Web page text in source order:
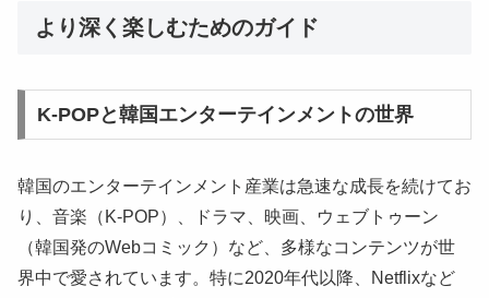
より深く楽しむためのガイド
K-POPと韓国エンターテインメントの世界
韓国のエンターテインメント産業は急速な成長を続けてお
り、音楽（K-POP）、ドラマ、映画、ウェブトゥーン
（韓国発のWebコミック）など、多様なコンテンツが世
界中で愛されています。特に2020年代以降、Netflixなど